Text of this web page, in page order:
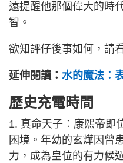
遠提醒他那個偉大的時
智。
欲知評仔後事如何，請
延伸閱讀： 水的魔法︰
歷史充電時間
1. 真命天子︰康熙帝即
困境。年幼的玄燁因曾
力，成為皇位的有力候